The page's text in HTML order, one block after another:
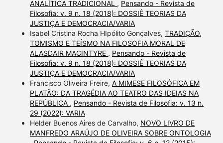
ANALÍTICA TRADICIONAL , Pensando - Revista de
Filosofia: v. 9 n. 18 (2018): DOSSIÊ TEORIAS DA
JUSTIÇA E DEMOCRACIA/VARIA
Isabel Cristina Rocha HIpólito Gonçalves, TRADIÇÃO,
TOMISMO E TEÍSMO NA FILOSOFIA MORAL DE
ALASDAIR MACINTYRE , Pensando - Revista de
Filosofia: v. 9 n. 18 (2018): DOSSIÊ TEORIAS DA
JUSTIÇA E DEMOCRACIA/VARIA
Francisco Oliveira Freire, A MIMESE FILOSÓFICA EM
PLATÃO: DA TRAGÉDIA AO TEATRO DAS IDEIAS NA
REPÚBLICA , Pensando - Revista de Filosofia: v. 13 n.
29 (2022): VARIA
Helder Buenos Aires de Carvalho, NOVO LIVRO DE
MANFREDO ARAÚJO DE OLIVEIRA SOBRE ONTOLOGIA